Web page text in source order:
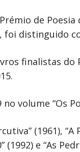
de
foi distinguido
finalistas
volume “Os
(1961), “A
(1992) e “As